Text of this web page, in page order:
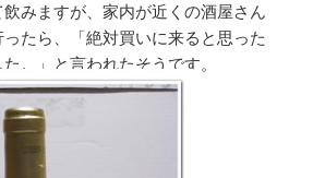
みますが、家内が近くの酒屋さん
たら、「絶対買いに来ると思った
。」と言われたそうです。